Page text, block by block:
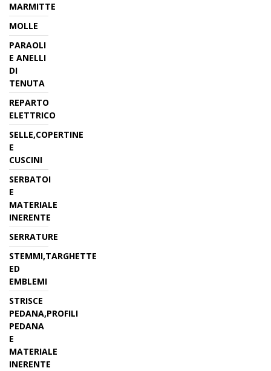
MARMITTE
MOLLE
PARAOLI
E ANELLI
DI
TENUTA
REPARTO
ELETTRICO
SELLE,COPERTINE
E
CUSCINI
SERBATOI
E
MATERIALE
INERENTE
SERRATURE
STEMMI,TARGHETTE
ED
EMBLEMI
STRISCE
PEDANA,PROFILI
PEDANA
E
MATERIALE
INERENTE